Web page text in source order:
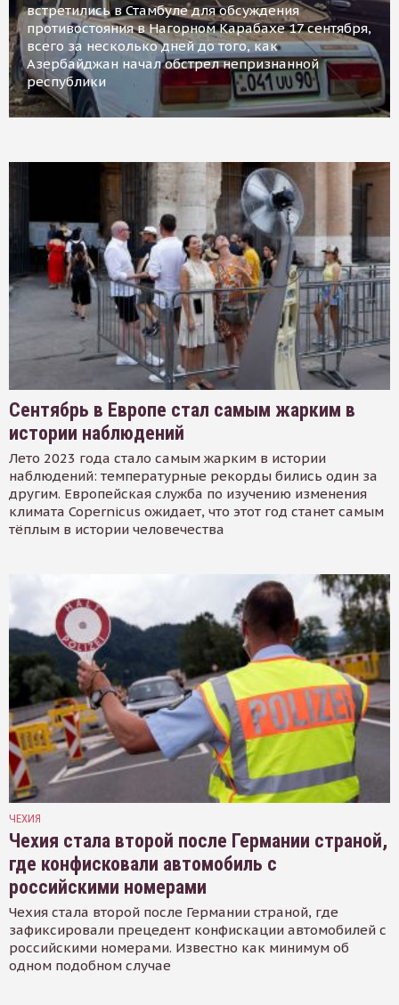
встретились в Стамбуле для обсуждения
противостояния в Нагорном Карабахе 17 сентября,
всего за несколько дней до того, как
Азербайджан начал обстрел непризнанной
республики
Сентябрь в Европе стал самым жарким в
истории наблюдений
Лето 2023 года стало самым жарким в истории
наблюдений: температурные рекорды бились один за
другим. Европейская служба по изучению изменения
климата Copernicus ожидает, что этот год станет самым
тёплым в истории человечества
ЧЕХИЯ
Чехия стала второй после Германии страной,
где конфисковали автомобиль с
российскими номерами
Чехия стала второй после Германии страной, где
зафиксировали прецедент конфискации автомобилей с
российскими номерами. Известно как минимум об
одном подобном случае